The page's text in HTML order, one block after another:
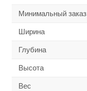
Минимальный заказ
Ширина
Глубина
Высота
Вес